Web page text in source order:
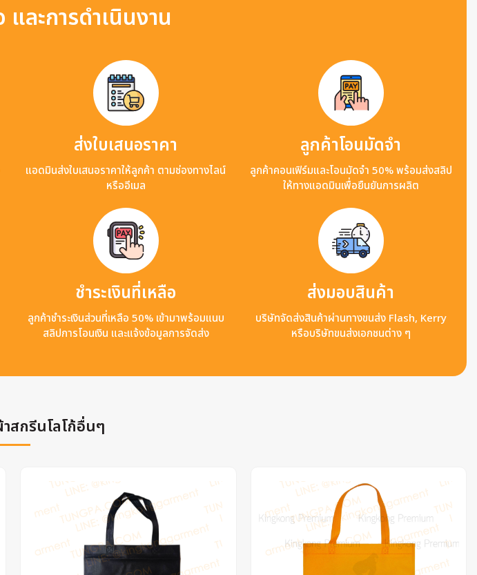
ละการดำเนินงาน
ส่งใบเสนอราคา
แอดมินส่งใบเสนอราคาให้ลูกค้า ตามช่องทางไลน์
หรืออีเมล
ลูกค้าโอนมัดจำ
ลูกค้าคอนเฟิร์มและโอนมัดจำ 50% พร้อมส่งสลิป
ให้ทางแอดมินเพื่อยืนยันการผลิต
ชำระเงินที่เหลือ
ลูกค้าชำระเงินส่วนที่เหลือ 50% เข้ามาพร้อมแนบ
สลิปการโอนเงิน และแจ้งข้อมูลการจัดส่ง
ส่งมอบสินค้า
บริษัทจัดส่งสินค้าผ่านทางขนส่ง Flash, Kerry
หรือบริษัทขนส่งเอกชนต่าง ๆ
สกรีนโลโก้อื่นๆ